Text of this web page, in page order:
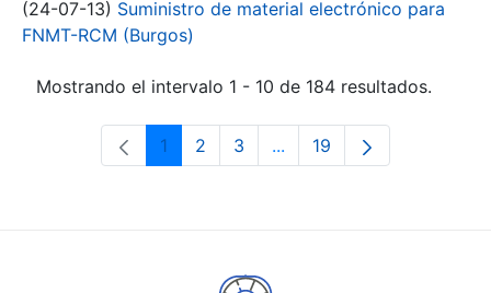
(24-07-13) Suministro de material electrónico para
FNMT-RCM (Burgos)
Mostrando el intervalo 1 - 10 de 184 resultados.
Página
1 Página
2 Página
3 ...Páginas intermedias Use
Página
19